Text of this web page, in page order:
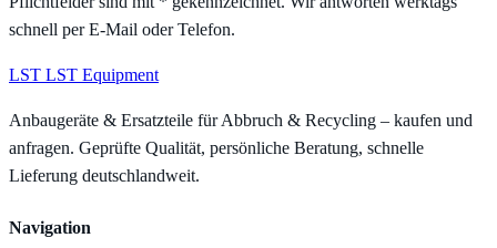
schnell per E-Mail oder Telefon.
LST LST Equipment
Anbaugeräte & Ersatzteile für Abbruch & Recycling – kaufen und
anfragen. Geprüfte Qualität, persönliche Beratung, schnelle
Lieferung deutschlandweit.
Navigation